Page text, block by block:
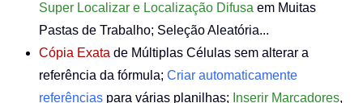
Super Localizar e Localização Difusa em Muitas
Pastas de Trabalho; Seleção Aleatória...
Cópia Exata de Múltiplas Células sem alterar a
referência da fórmula; Criar automaticamente
referências para várias planilhas; Inserir Marcadores,